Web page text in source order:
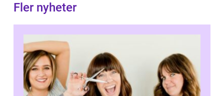
Fler nyheter